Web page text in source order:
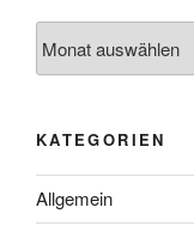
KATEGORIEN
Allgemein